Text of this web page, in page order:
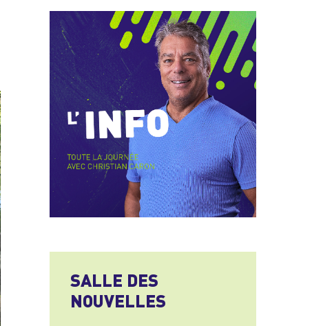
SALLE DES
NOUVELLES